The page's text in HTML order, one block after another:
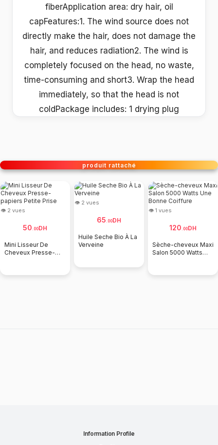
fiberApplication area: dry hair, oil
capFeatures:1. The wind source does not
directly make the hair, does not damage the
hair, and reduces radiation2. The wind is
completely focused on the head, no waste,
time-consuming and short3. Wrap the head
immediately, so that the head is not
coldPackage includes: 1 drying plug
produit rattaché
👁 2 vues
50 00DH
Mini Lisseur De
Cheveux Presse-
👁 2 vues
65 00DH
Huile Seche Bio À La
Verveine
👁 1 vues
120 00DH
Sèche-cheveux Maxi
Salon 5000 Watts
Information Profile